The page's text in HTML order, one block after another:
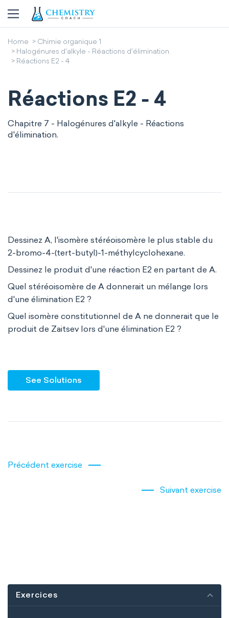
Home
Chimie organique 1
Halogénures d'alkyle - Réactions d'élimination.
Réactions E2 - 4
Réactions E2 - 4
Chapitre 7 - Halogénures d'alkyle - Réactions
d'élimination.
Dessinez A, l'isomère stéréoisomère le plus stable du
2-bromo-4-(tert-butyl)-1-méthylcyclohexane.
Dessinez le produit d'une réaction E2 en partant de A.
Quel stéréoisomère de A donnerait un mélange lors
d'une élimination E2 ?
Quel isomère constitutionnel de A ne donnerait que le
produit de Zaitsev lors d'une élimination E2 ?
See Solutions
Précédent exercise
Suivant exercise
Exercices